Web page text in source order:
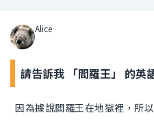
Alice
請告訴我 「閻羅王」 的英
因為據說閻羅王在地獄裡，所